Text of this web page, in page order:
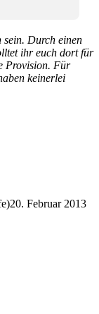
sein. Durch einen
ihr euch dort für
Provision. Für
keinerlei
20. Februar 2013